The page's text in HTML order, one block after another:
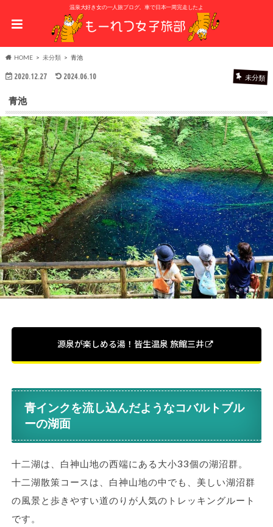
温泉大好き女の一人旅ブログ。車で日本一周完走したよ
HOME 未分類 青池
2020.12.27 2024.06.10 未分類
青池
源泉が楽しめる湯！皆生温泉 旅館三井
青インクを流し込んだようなコバルトブル
ーの湖面
十二湖は、白神山地の西端にある大小33個の湖沼群。
十二湖散策コースは、白神山地の中でも、美しい湖沼群
の風景と歩きやすい道のりが人気のトレッキングルート
です。